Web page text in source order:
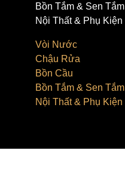
Bồn Tắm & Sen Tắm
Nội Thất & Phụ Kiện
Vòi Nước
Chậu Rửa
Bồn Cầu
Bồn Tắm & Sen Tắm
Nội Thất & Phụ Kiện